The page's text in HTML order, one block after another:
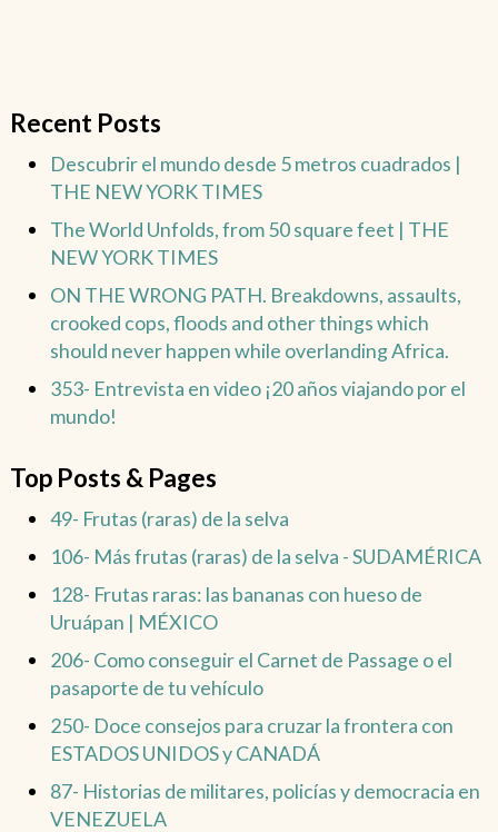
Recent Posts
Descubrir el mundo desde 5 metros cuadrados |
THE NEW YORK TIMES
The World Unfolds, from 50 square feet | THE
NEW YORK TIMES
ON THE WRONG PATH. Breakdowns, assaults,
crooked cops, floods and other things which
should never happen while overlanding Africa.
353- Entrevista en video ¡20 años viajando por el
mundo!
Top Posts & Pages
49- Frutas (raras) de la selva
106- Más frutas (raras) de la selva - SUDAMÉRICA
128- Frutas raras: las bananas con hueso de
Uruápan | MÉXICO
206- Como conseguir el Carnet de Passage o el
pasaporte de tu vehículo
250- Doce consejos para cruzar la frontera con
ESTADOS UNIDOS y CANADÁ
87- Historias de militares, policías y democracia en
VENEZUELA